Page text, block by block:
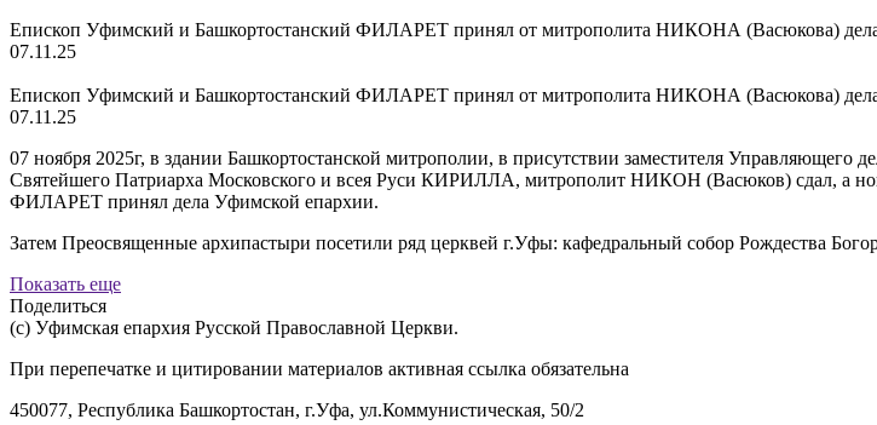
Епископ Уфимский и Башкортостанский ФИЛАРЕТ принял от митрополита НИКОНА (Васюкова)
07.11.25
Епископ Уфимский и Башкортостанский ФИЛАРЕТ принял от митрополита НИКОНА (Васюкова)
07.11.25
07 ноября 2025г, в здании Башкортостанской митрополии, в присутствии заместителя
Святейшего Патриарха Московского и всея Руси КИРИЛЛА, митрополит НИКОН (Васюков) сдал, а
ФИЛАРЕТ принял дела Уфимской епархии.
Затем Преосвященные архипастыри посетили ряд церквей г.Уфы: кафедральный собор Рождества
Показать еще
Поделиться
(с) Уфимская епархия Русской Православной Церкви.
При перепечатке и цитировании материалов активная ссылка обязательна
450077, Республика Башкортостан, г.Уфа, ул.Коммунистическая, 50/2